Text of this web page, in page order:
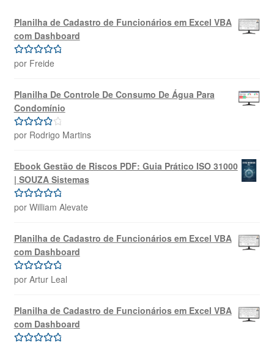
Planilha de Cadastro de Funcionários em Excel VBA
com Dashboard
Avaliação5
por Freide
Planilha De Controle De Consumo De Água Para
Condomínio
Avaliação
por Rodrigo Martins
Ebook Gestão de Riscos PDF: Guia Prático ISO 31000
| SOUZA Sistemas
Avaliação5
por William Alevate
Planilha de Cadastro de Funcionários em Excel VBA
com Dashboard
Avaliação 5
por Artur Leal
Planilha de Cadastro de Funcionários em Excel VBA
com Dashboard